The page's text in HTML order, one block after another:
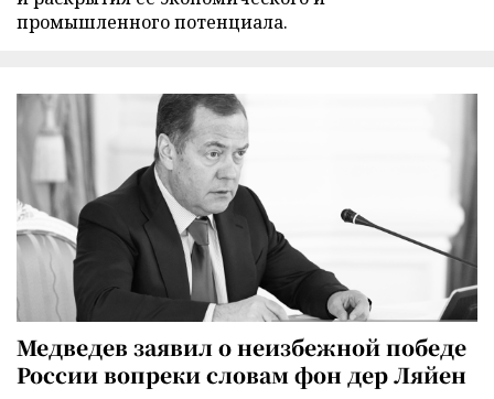
промышленного потенциала.
Медведев заявил о неизбежной победе
России вопреки словам фон дер Ляйен